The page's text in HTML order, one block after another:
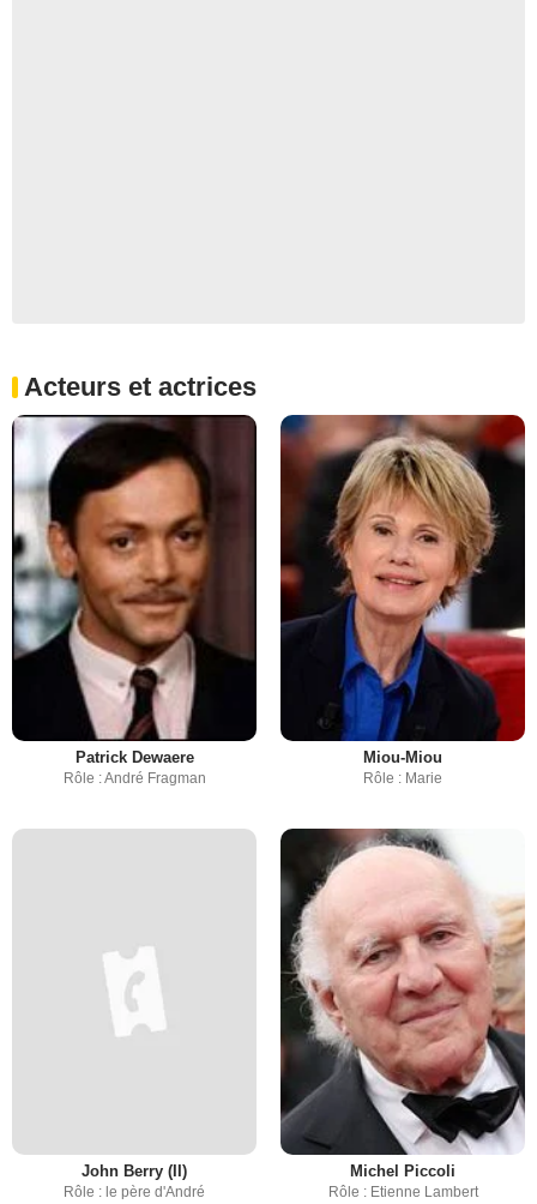
Acteurs et actrices
Patrick Dewaere
Rôle : André Fragman
Miou-Miou
Rôle : Marie
John Berry (II)
Rôle : le père d'André
Michel Piccoli
Rôle : Etienne Lambert